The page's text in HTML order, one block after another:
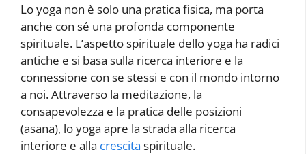
Lo yoga non è solo una pratica fisica, ma porta
anche con sé una profonda componente
spirituale. L’aspetto spirituale dello yoga ha radici
antiche e si basa sulla ricerca interiore e la
connessione con se stessi e con il mondo intorno
a noi. Attraverso la meditazione, la
consapevolezza e la pratica delle posizioni
(asana), lo yoga apre la strada alla ricerca
interiore e alla crescita spirituale.